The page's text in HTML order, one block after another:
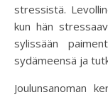
stressistä.
kun hän
sylissään
sydämeensä ja
Joulunsanoman